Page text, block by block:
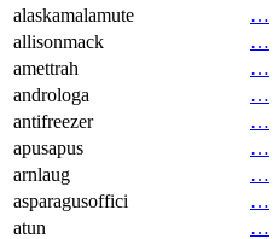
alaskamalamute
…
allisonmack
…
amettrah
…
androloga
…
antifreezer
…
apusapus
…
arnlaug
…
asparagusoffici
…
atun
…